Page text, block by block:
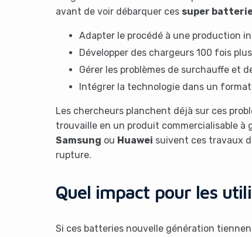
avant de voir débarquer ces super
Adapter le procédé à une production
Développer des chargeurs 100 fois
Gérer les problèmes de surchauffe et
Intégrer la technologie dans un
Les chercheurs planchent déjà sur ces
trouvaille en un produit commercialisable à
Samsung ou Huawei suivent ces travaux
rupture.
Quel impact pour les
Si ces batteries nouvelle génération
It